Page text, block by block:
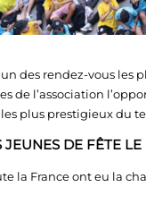
des rendez-vous les
de l’association
plus prestigieux du
DE FÊTE LE
la France ont eu la